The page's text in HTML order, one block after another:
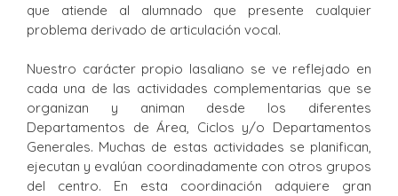
que atiende al alumnado que presente cualquier
problema derivado de articulación vocal.
Nuestro carácter propio lasaliano se ve reflejado en
cada una de las actividades complementarias que se
organizan y animan desde los diferentes
Departamentos de Área, Ciclos y/o Departamentos
Generales. Muchas de estas actividades se planifican,
ejecutan y evalúan coordinadamente con otros grupos
del centro. En esta coordinación adquiere gran